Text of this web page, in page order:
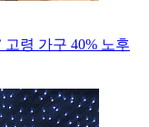
령 가구 40% 노후